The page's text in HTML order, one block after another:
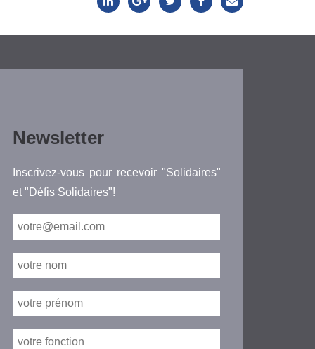
Newsletter
Inscrivez-vous pour recevoir "Solidaires"
et "Défis Solidaires"!